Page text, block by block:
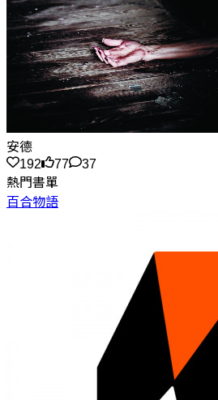
安德
192
77
37
熱門書單
百合物語